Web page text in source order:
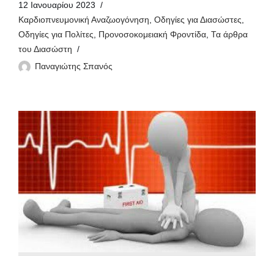
12 Ιανουαρίου 2023
Καρδιοπνευμονική Αναζωογόνηση, Οδηγίες για Διασώστες,
Οδηγίες για Πολίτες, Προνοσοκομειακή Φροντίδα, Τα άρθρα
του Διασώστη
Παναγιώτης Σπανός